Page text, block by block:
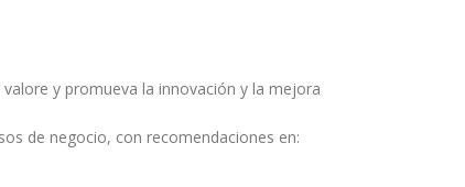
y promueva la innovación y la mejora
de negocio, con recomendaciones en: